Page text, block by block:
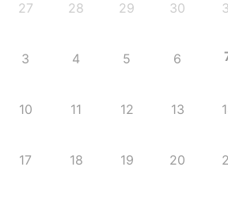
27 28 29 30
3 4 5 6
10 11 12 13
17 18 19 20